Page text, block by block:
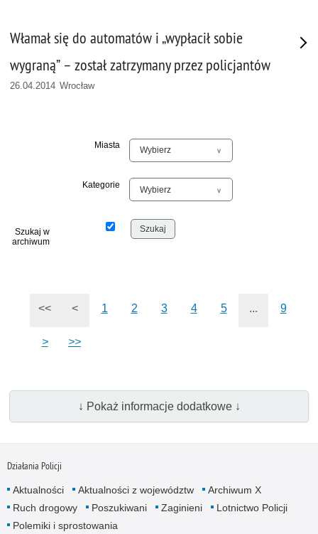
Włamał się do automatów i „wypłacił sobie
wygraną” – został zatrzymany przez policjantów
26.04.2014 Wrocław
Miasta
Kategorie
Szukaj w
archiwum
<< < 1 2 3 4 5 ... 9
> >>
↓ Pokaż informacje dodatkowe ↓
Działania Policji
Aktualności Aktualności z województw
Archiwum X
Ruch drogowy
Poszukiwani Zaginieni
Lotnictwo Policji
Polemiki i sprostowania